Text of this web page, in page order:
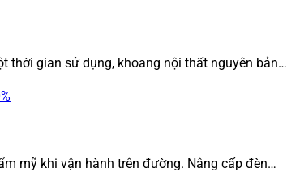
thời gian sử dụng, khoang nội thất nguyên bản…
mỹ khi vận hành trên đường. Nâng cấp đèn…